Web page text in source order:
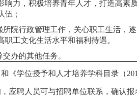
响力，积极培养青年人才，打造高素
伍；
所院行政管理工作，关心职工生活，逐
职工文化生活水平和福利待遇。
交办的其他任务。
《学位授予和人才培养学科目录（
应聘 人员可与招聘单位联系，确认报